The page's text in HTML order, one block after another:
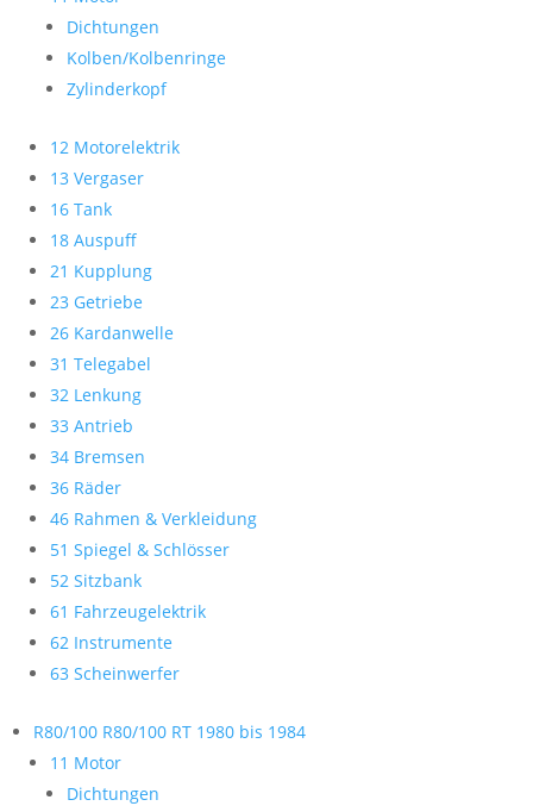
Dichtungen
Kolben/Kolbenringe
Zylinderkopf
12 Motorelektrik
13 Vergaser
16 Tank
18 Auspuff
21 Kupplung
23 Getriebe
26 Kardanwelle
31 Telegabel
32 Lenkung
33 Antrieb
34 Bremsen
36 Räder
46 Rahmen & Verkleidung
51 Spiegel & Schlösser
52 Sitzbank
61 Fahrzeugelektrik
62 Instrumente
63 Scheinwerfer
R80/100 R80/100 RT 1980 bis 1984
11 Motor
Dichtungen